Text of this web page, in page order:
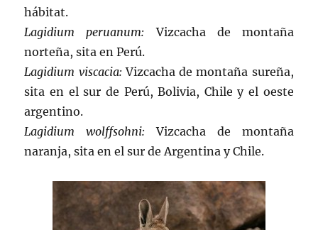
hábitat.
Lagidium peruanum: Vizcacha de montaña
norteña, sita en Perú.
Lagidium viscacia: Vizcacha de montaña sureña,
sita en el sur de Perú, Bolivia, Chile y el oeste
argentino.
Lagidium wolffsohni: Vizcacha de montaña
naranja, sita en el sur de Argentina y Chile.